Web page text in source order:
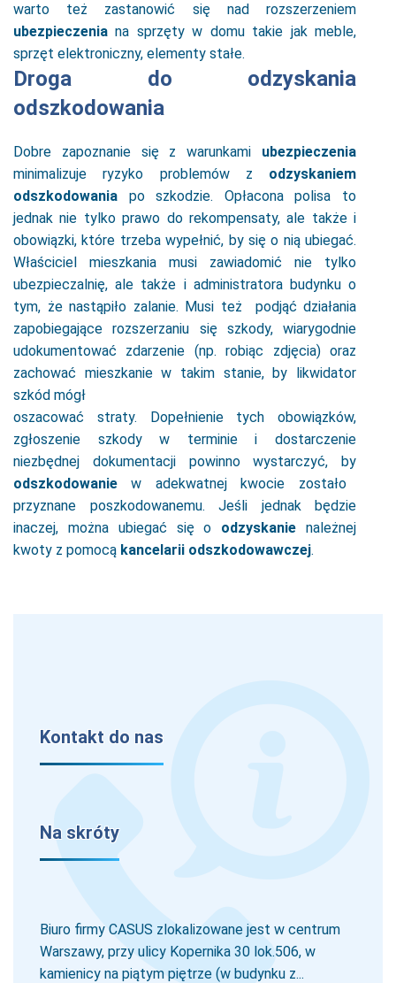
warto też zastanowić się nad rozszerzeniem
ubezpieczenia na sprzęty w domu takie jak meble,
sprzęt elektroniczny, elementy stałe.
Droga do odzyskania
odszkodowania
Dobre zapoznanie się z warunkami ubezpieczenia
minimalizuje ryzyko problemów z odzyskaniem
odszkodowania po szkodzie. Opłacona polisa to
jednak nie tylko prawo do rekompensaty, ale także i
obowiązki, które trzeba wypełnić, by się o nią ubiegać.
Właściciel mieszkania musi zawiadomić nie tylko
ubezpieczalnię, ale także i administratora budynku o
tym, że nastąpiło zalanie. Musi też podjąć działania
zapobiegające rozszerzaniu się szkody, wiarygodnie
udokumentować zdarzenie (np. robiąc zdjęcia) oraz
zachować mieszkanie w takim stanie, by likwidator
szkód mógł
oszacować straty. Dopełnienie tych obowiązków,
zgłoszenie szkody w terminie i dostarczenie
niezbędnej dokumentacji powinno wystarczyć, by
odszkodowanie w adekwatnej kwocie zostało
przyznane poszkodowanemu. Jeśli jednak będzie
inaczej, można ubiegać się o odzyskanie należnej
kwoty z pomocą kancelarii odszkodowawczej.
Kontakt do nas
Na skróty
Biuro firmy CASUS zlokalizowane jest w centrum
Warszawy, przy ulicy Kopernika 30 lok.506, w
kamienicy na piątym piętrze (w budynku z...